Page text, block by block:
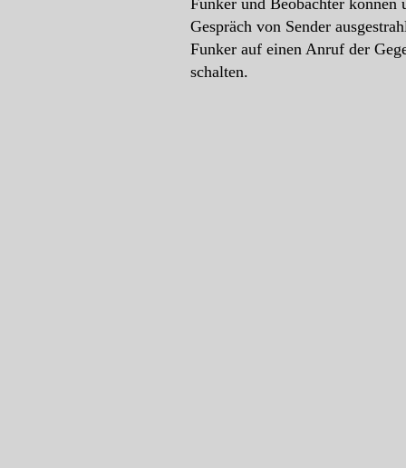
Funker und Beobachter können
Gespräch von Sender
Funker auf einen Anruf der
schalten.